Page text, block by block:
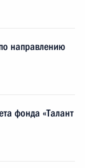
направлению
фонда «Талант